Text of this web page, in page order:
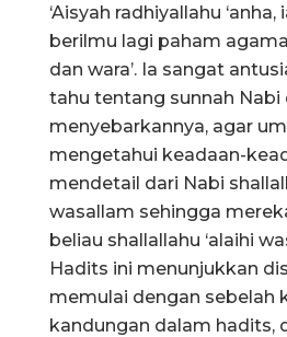
‘Aisyah radhiyallahu
berilmu lagi paham
dan wara’. Ia sangat
tahu tentang sunnah Nabi
menyebarkannya, agar
mengetahui keadaan-
mendetail dari Nabi
wasallam sehingga
beliau shallallahu ‘alaihi
Hadits ini menunjukkan
memulai dengan sebelah
kandungan dalam hadits,